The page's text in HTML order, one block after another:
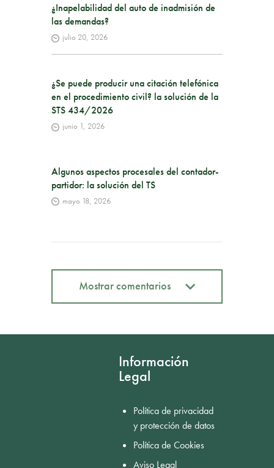
¿Inapelabilidad del auto de inadmisión de
las demandas?
julio 20, 2026
¿Se puede producir una citación telefónica
en el procedimiento civil? la solución de la
STS 434/2026
junio 1, 2026
Algunos aspectos procesales del contador-
partidor: la solución del TS
mayo 18, 2026
Mostrar comentarios
Información
Legal
Política de privacidad
y protección de datos
Política de Cookies
Aviso Legal